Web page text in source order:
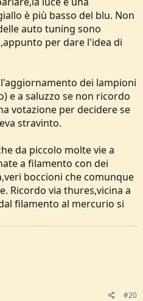
è più basso del blu. Non
auto tuning sono
per dare l'idea di
dei lampioni
e a saluzzo se non ricordo
votazione per decidere se
stravinto.
da piccolo molte vie a
a filamento con dei
boccioni che comunque
Ricordo via thures,vicina a
filamento al mercurio si
#20